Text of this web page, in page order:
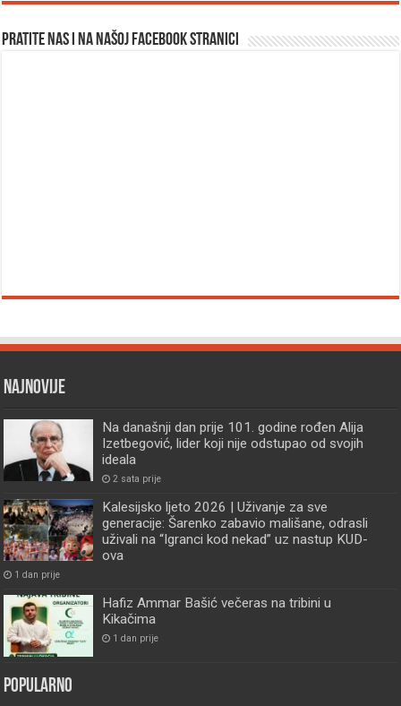
Pratite nas i na našoj facebook stranici
Najnovije
Na današnji dan prije 101. godine rođen Alija
Izetbegović, lider koji nije odstupao od svojih
ideala
2 sata prije
Kalesijsko ljeto 2026 | Uživanje za sve
generacije: Šarenko zabavio mališane, odrasli
uživali na “Igranci kod nekad” uz nastup KUD-
ova
1 dan prije
Hafiz Ammar Bašić večeras na tribini u
Kikačima
1 dan prije
Popularno